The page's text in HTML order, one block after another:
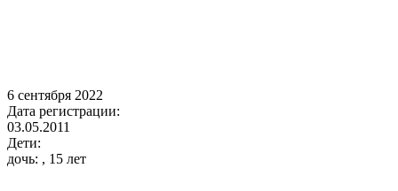
6 сентября 2022
Дата регистрации:
03.05.2011
Дети:
дочь: , 15 лет